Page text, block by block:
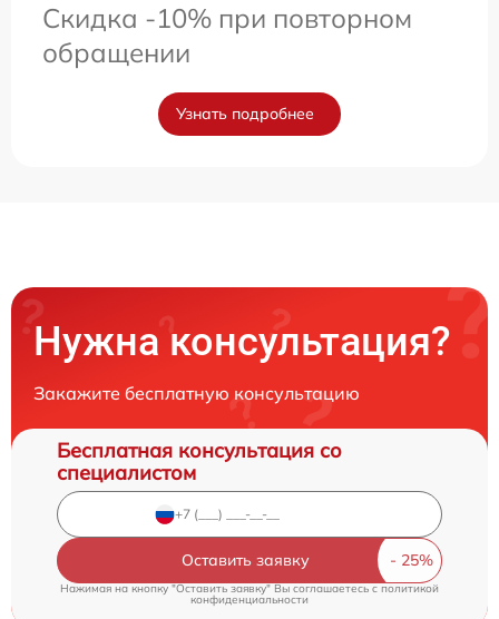
Скидка -10% при повторном
обращении
Узнать подробнее
Нужна консультация?
Закажите бесплатную консультацию
Бесплатная консультация со
специалистом
Оставить заявку
Нажимая на кнопку "Оставить заявку" Вы соглашаетесь cполитикой
конфиденциальности